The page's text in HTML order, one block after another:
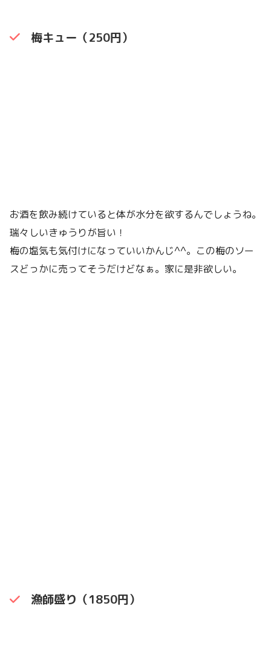
梅キュー（250円）
お酒を飲み続けていると体が水分を欲するんでしょうね。
瑞々しいきゅうりが旨い！
梅の塩気も気付けになっていいかんじ^^。この梅のソー
スどっかに売ってそうだけどなぁ。家に是非欲しい。
漁師盛り（1850円）